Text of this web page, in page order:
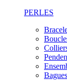
PERLES
Bagues